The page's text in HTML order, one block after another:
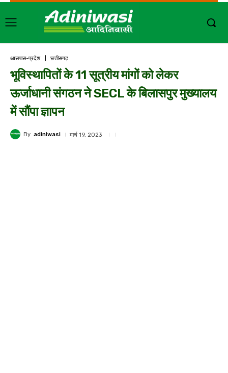
आसपास-प्रदेश छत्तीसगढ़
भूविस्थापितों के 11 सूत्रीय मांगों को लेकर
ऊर्जाधानी संगठन ने SECL के बिलासपुर मुख्यालय
में सौंपा ज्ञापन
By adiniwasi मार्च 19, 2023